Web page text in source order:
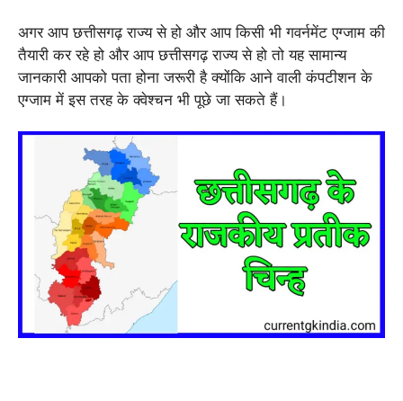
अगर आप छत्तीसगढ़ राज्य से हो और आप किसी भी गवर्नमेंट एग्जाम की
तैयारी कर रहे हो और आप छत्तीसगढ़ राज्य से हो तो यह सामान्य
जानकारी आपको पता होना जरूरी है क्योंकि आने वाली कंपटीशन के
एग्जाम में इस तरह के क्वेश्चन भी पूछे जा सकते हैं।